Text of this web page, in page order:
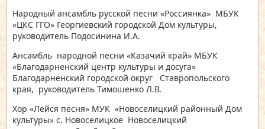
Народный ансамбль русской песни «Россиянка» МБУК
«ЦКС ГГО» Георгиевский городской Дом культуры,
руководитель Подосинина И.А.
Ансамбль народной песни «Казачий край» МБУК
«Благодарненский центр культуры и досуга»
Благодарненский городской округ Ставропольского
края, руководитель Тимошенко Л.В.
Хор «Лейся песня» МУК «Новоселицкий районный Дом
культуры» с. Новоселицкое Новоселицкий